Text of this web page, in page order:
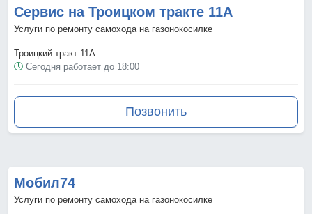
Сервис на Троицком тракте 11А
Услуги по ремонту самохода на газонокосилке
Троицкий тракт 11А
Сегодня работает до 18:00
Позвонить
Мобил74
Услуги по ремонту самохода на газонокосилке